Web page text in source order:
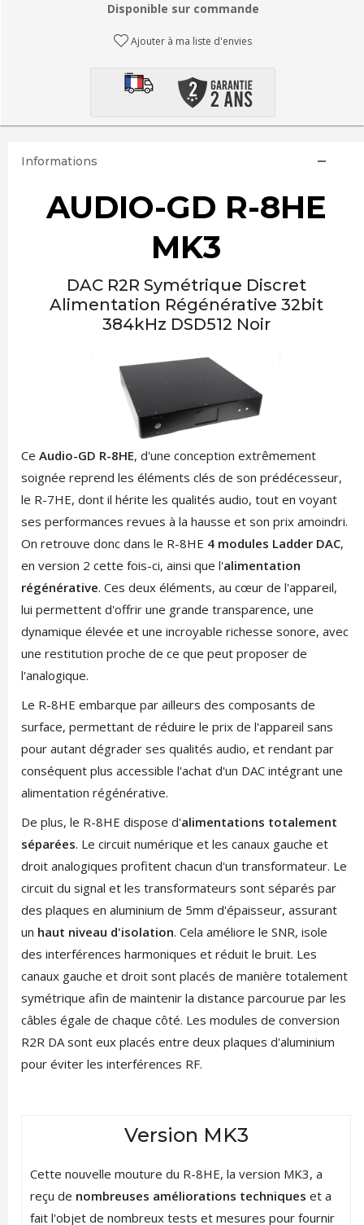
Disponible sur commande
Ajouter à ma liste d'envies
Informations
AUDIO-GD R-8HE
MK3
DAC R2R Symétrique Discret
Alimentation Régénérative 32bit
384kHz DSD512 Noir
Ce Audio-GD R-8HE, d'une conception extrêmement
soignée reprend les éléments clés de son prédécesseur,
le R-7HE, dont il hérite les qualités audio, tout en voyant
ses performances revues à la hausse et son prix amoindri.
On retrouve donc dans le R-8HE 4 modules Ladder DAC,
en version 2 cette fois-ci, ainsi que l'alimentation
régénérative. Ces deux éléments, au cœur de l'appareil,
lui permettent d'offrir une grande transparence, une
dynamique élevée et une incroyable richesse sonore, avec
une restitution proche de ce que peut proposer de
l'analogique.
Le R-8HE embarque par ailleurs des composants de
surface, permettant de réduire le prix de l'appareil sans
pour autant dégrader ses qualités audio, et rendant par
conséquent plus accessible l'achat d'un DAC intégrant une
alimentation régénérative.
De plus, le R-8HE dispose d'alimentations totalement
séparées. Le circuit numérique et les canaux gauche et
droit analogiques profitent chacun d'un transformateur. Le
circuit du signal et les transformateurs sont séparés par
des plaques en aluminium de 5mm d'épaisseur, assurant
un haut niveau d'isolation. Cela améliore le SNR, isole
des interférences harmoniques et réduit le bruit. Les
canaux gauche et droit sont placés de manière totalement
symétrique afin de maintenir la distance parcourue par les
câbles égale de chaque côté. Les modules de conversion
R2R DA sont eux placés entre deux plaques d'aluminium
pour éviter les interférences RF.
Version MK3
Cette nouvelle mouture du R-8HE, la version MK3, a
reçu de nombreuses améliorations techniques et a
fait l'objet de nombreux tests et mesures pour fournir